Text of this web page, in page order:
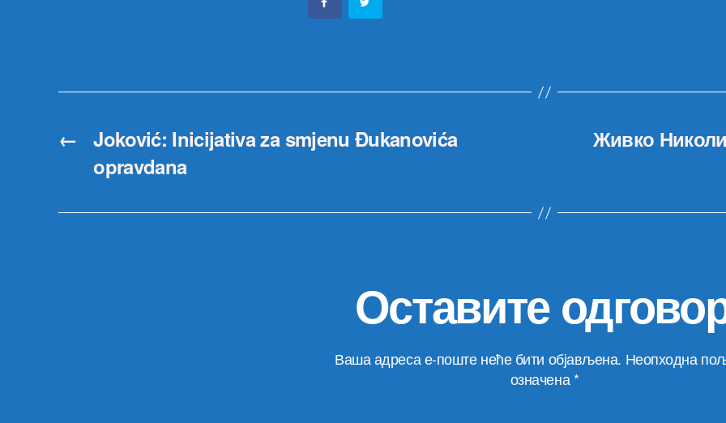
←
Joković: Inicijativa za smjenu Đukanovića
opravdana
Живко
Оставите
Ваша адреса е-поште неће бити објављена. Неопходна
означена *